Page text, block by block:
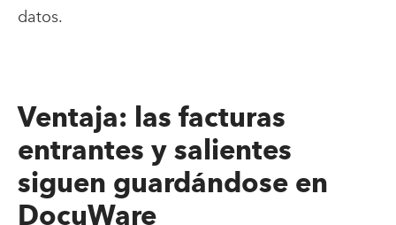
datos.
Ventaja: las facturas
entrantes y salientes
siguen guardándose en
DocuWare